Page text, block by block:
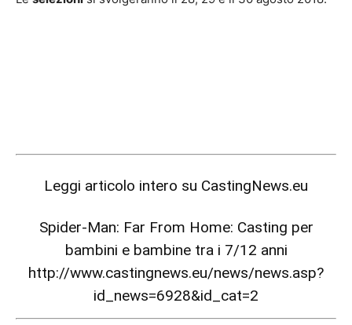
Leggi articolo intero su CastingNews.eu
Spider-Man: Far From Home: Casting per
bambini e bambine tra i 7/12 anni
http://www.castingnews.eu/news/news.asp?
id_news=6928&id_cat=2